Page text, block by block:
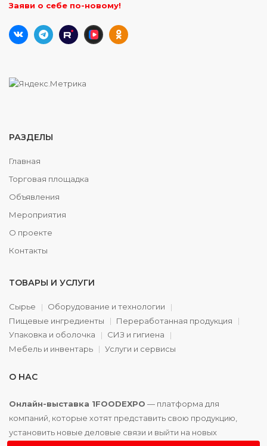
Заяви о себе по-новому!
РАЗДЕЛЫ
Главная
Торговая площадка
Объявления
Мероприятия
О проекте
Контакты
ТОВАРЫ И УСЛУГИ
Сырье
Оборудование и технологии
Пищевые ингредиенты
Переработанная продукция
Упаковка и оболочка
СИЗ и гигиена
Мебель и инвентарь
Услуги и сервисы
О НАС
Онлайн-выставка 1FOODEXPO — платформа для
компаний, которые хотят представить свою продукцию,
установить новые деловые связи и выйти на новых